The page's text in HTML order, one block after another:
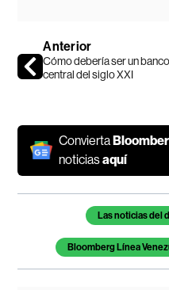
Anterior
Cómo debería ser un banco
central del siglo XXI
Convierta
noticiasaquí
Temas de este artículo
Las noticias del
Bloomberg Línea